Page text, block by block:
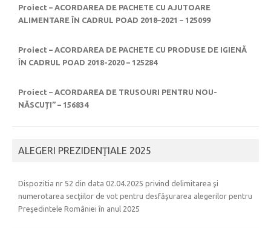
Proiect – ACORDAREA DE PACHETE CU AJUTOARE
ALIMENTARE ÎN CADRUL POAD 2018–2021 – 125099
Proiect – ACORDAREA DE PACHETE CU PRODUSE DE IGIENĂ
ÎN CADRUL POAD 2018-2020 – 125284
Proiect – ACORDAREA DE TRUSOURI PENTRU NOU-
NĂSCUȚI” – 156834
ALEGERI PREZIDENŢIALE 2025
Dispozitia nr 52 din data 02.04.2025 privind delimitarea şi
numerotarea secţiilor de vot pentru desfăşurarea alegerilor pentru
Preşedintele României în anul 2025